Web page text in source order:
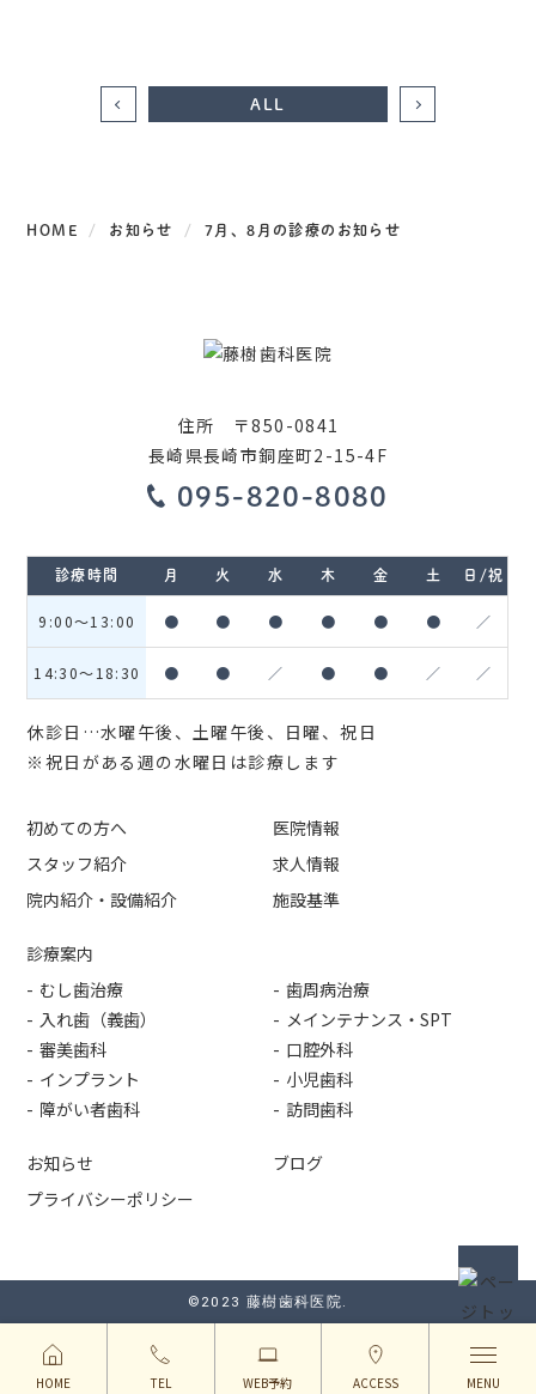
HOME TEL WEB予約 ACCESS MENU
ALL
HOME お知らせ 7月、8月の診療のお知らせ
住所 〒850-0841
長崎県長崎市銅座町2-15-4F
095-820-8080
診療時間 月 火 水 木 金 土 日/祝
9:00〜13:00 ● ● ● ● ● ● ／
14:30〜18:30 ● ● ／ ● ● ／ ／
休診日…水曜午後、土曜午後、日曜、祝日
※祝日がある週の水曜日は診療します
初めての方へ
医院情報
スタッフ紹介
求人情報
院内紹介・設備紹介
施設基準
診療案内
むし歯治療
歯周病治療
入れ歯（義歯）
メインテナンス・SPT
審美歯科
口腔外科
インプラント
小児歯科
障がい者歯科
訪問歯科
お知らせ
ブログ
プライバシーポリシー
©2023 藤樹歯科医院.